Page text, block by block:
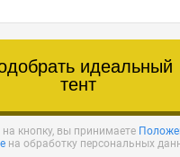
идеальный
тент
кнопку, вы принимаете
на обработку персональных